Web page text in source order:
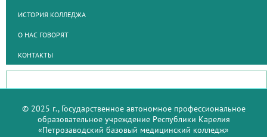
ИСТОРИЯ КОЛЛЕДЖА
О НАС ГОВОРЯТ
КОНТАКТЫ
© 2025 г., Государственное автономное профессиональное
образовательное учреждение Республики Карелия
«Петрозаводский базовый медицинский колледж»